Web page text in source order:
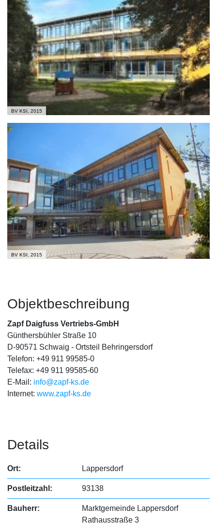
BV KSI, 2015
BV KSI, 2015
Objektbeschreibung
Zapf Daigfuss Vertriebs-GmbH
Günthersbühler Straße 10
D-90571 Schwaig - Ortsteil Behringersdorf
Telefon: +49 911 99585-0
Telefax: +49 911 99585-60
E-Mail: info@zapf-ks.de
Internet: www.zapf-ks.de
Details
Ort: Lappersdorf
Postleitzahl: 93138
Bauherr:
Marktgemeinde Lappersdorf
Rathausstraße 3